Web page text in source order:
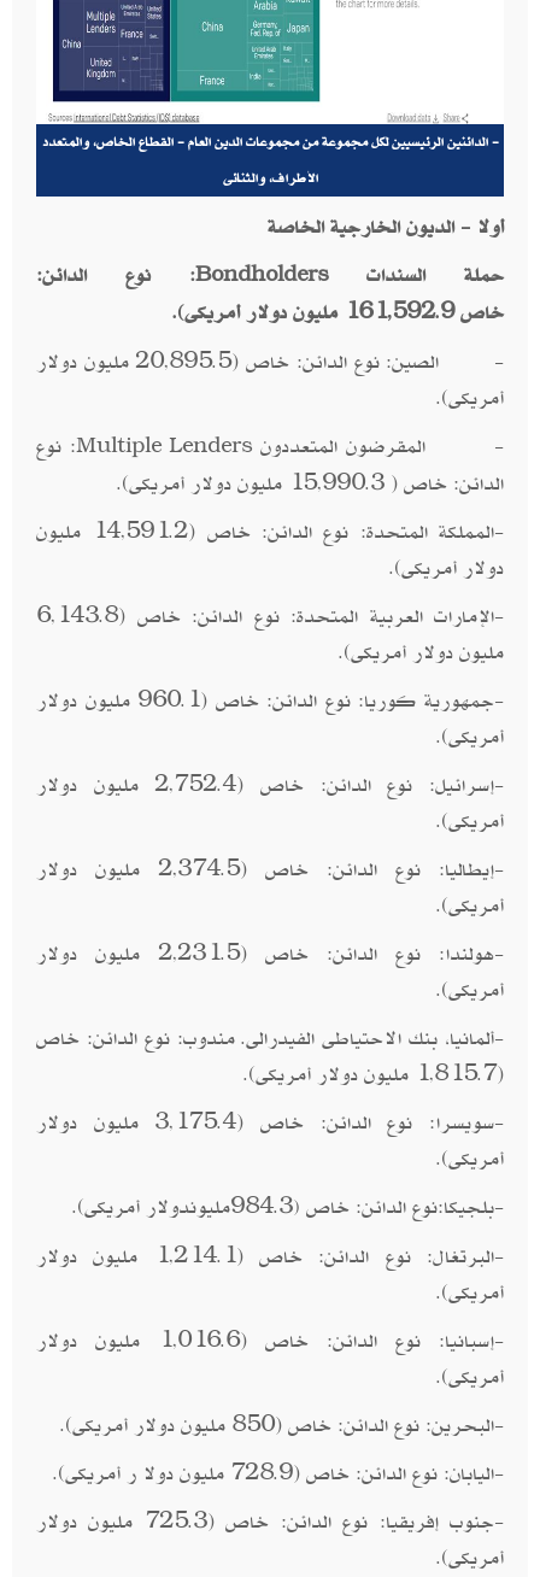
- الدائنين الرئيسيين لكل مجموعة من مجموعات الدين العام - القطاع الخاص، والمتعدد
الأطراف، والثنائى
أولا - الديون الخارجية الخاصة
حملة السنداتBondholders: نوع الدائن:
خاص161,592.9 مليون دولار أمريكى (
.
- الصين: نوع الدائن: خاص (20,895.5 مليون دولار
أمريكى).
- المقرضون المتعددون Multiple Lenders: نوع
الدائن: خاص ( 15,990.3 مليون دولار أمريكى).
-المملكة المتحدة: نوع الدائن: خاص (14,591.2 مليون
دولار أمريكى).
-الإمارات العربية المتحدة: نوع الدائن: خاص (6,143.8
مليون دولار أمريكى).
-جمهورية كوريا: نوع الدائن: خاص (960.1 مليون دولار
أمريكى).
-إسرائيل: نوع الدائن: خاص (2,752.4 مليون دولار
أمريكى).
-إيطاليا: نوع الدائن: خاص (2,374.5 مليون دولار
أمريكى).
-هولندا: نوع الدائن: خاص (2,231.5 مليون دولار
أمريكى).
-ألمانيا، بنك الاحتياطى الفيدرالى. مندوب: نوع الدائن: خاص
(1,815.7 مليون دولار أمريكى).
-سويسرا: نوع الدائن: خاص (3,175.4 مليون دولار
أمريكى).
-بلجيكا:نوع الدائن: خاص )984.3مليوندولار أمريكى).
-البرتغال: نوع الدائن: خاص (1,214.1 مليون دولار
أمريكى).
-إسبانيا: نوع الدائن: خاص (1,016.6 مليون دولار
أمريكى).
-البحرين: نوع الدائن: خاص (850 مليون دولار أمريكى).
-اليابان: نوع الدائن: خاص (728.9 مليون دولا ر أمريكى).
-جنوب إفريقيا: نوع الدائن: خاص (725.3 مليون دولار
أمريكى).